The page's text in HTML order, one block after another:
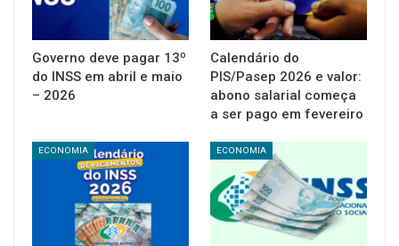
Governo deve pagar 13º
do INSS em abril e maio
– 2026
Calendário do
PIS/Pasep 2026 e valor:
abono salarial começa
a ser pago em fevereiro
ECONOMIA ECONOMIA